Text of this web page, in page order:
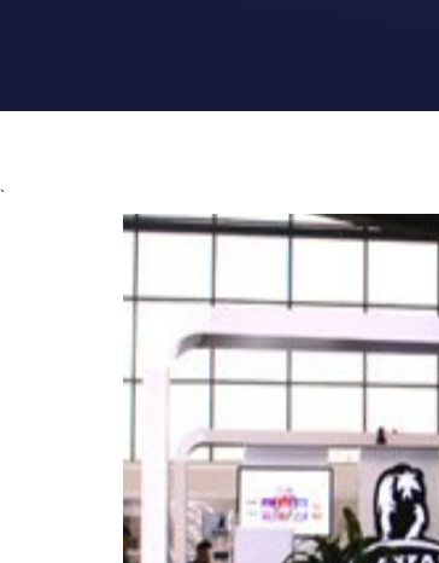
Компании
Каталог
Магазины
`